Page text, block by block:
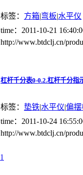
标签： 方箱|弯板|水平仪
time：2011-10-21
http://www.btdclj.cn/
杠杆千分表0-0.2.杠杆千分指
标签： 垫铁|水平仪|偏
time：2011-10-24
http://www.btdclj.cn/
1